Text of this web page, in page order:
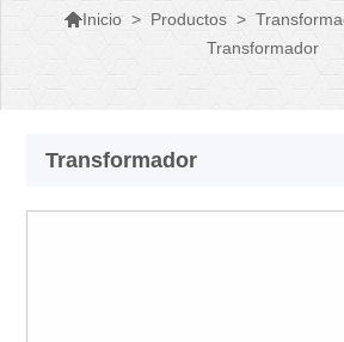
Inicio > Productos >
Transformador
Transformador